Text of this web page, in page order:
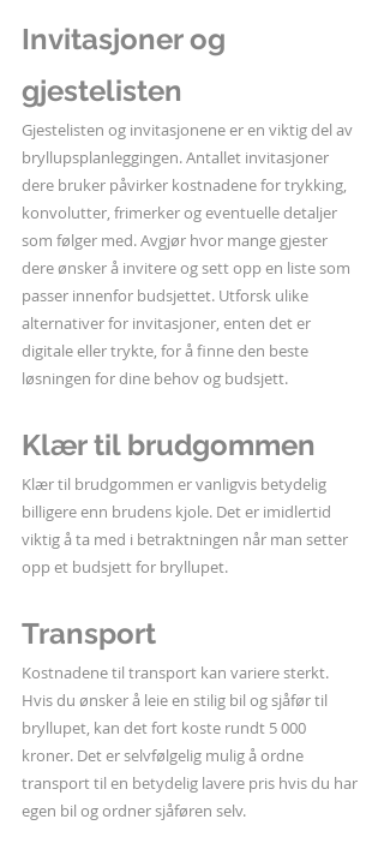
Invitasjoner og
gjestelisten
Gjestelisten og invitasjonene er en viktig del av
bryllupsplanleggingen. Antallet invitasjoner
dere bruker påvirker kostnadene for trykking,
konvolutter, frimerker og eventuelle detaljer
som følger med. Avgjør hvor mange gjester
dere ønsker å invitere og sett opp en liste som
passer innenfor budsjettet. Utforsk ulike
alternativer for invitasjoner, enten det er
digitale eller trykte, for å finne den beste
løsningen for dine behov og budsjett.
Klær til brudgommen
Klær til brudgommen er vanligvis betydelig
billigere enn brudens kjole. Det er imidlertid
viktig å ta med i betraktningen når man setter
opp et budsjett for bryllupet.
Transport
Kostnadene til transport kan variere sterkt.
Hvis du ønsker å leie en stilig bil og sjåfør til
bryllupet, kan det fort koste rundt 5 000
kroner. Det er selvfølgelig mulig å ordne
transport til en betydelig lavere pris hvis du har
egen bil og ordner sjåføren selv.